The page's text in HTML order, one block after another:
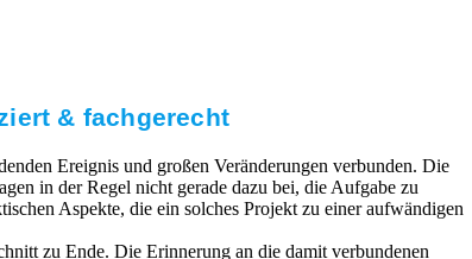
& fachgerecht
Ereignis und großen Veränderungen verbunden. Die
in der Regel nicht gerade dazu bei, die Aufgabe zu
Aspekte, die ein solches Projekt zu einer aufwändigen
zu Ende. Die Erinnerung an die damit verbundenen